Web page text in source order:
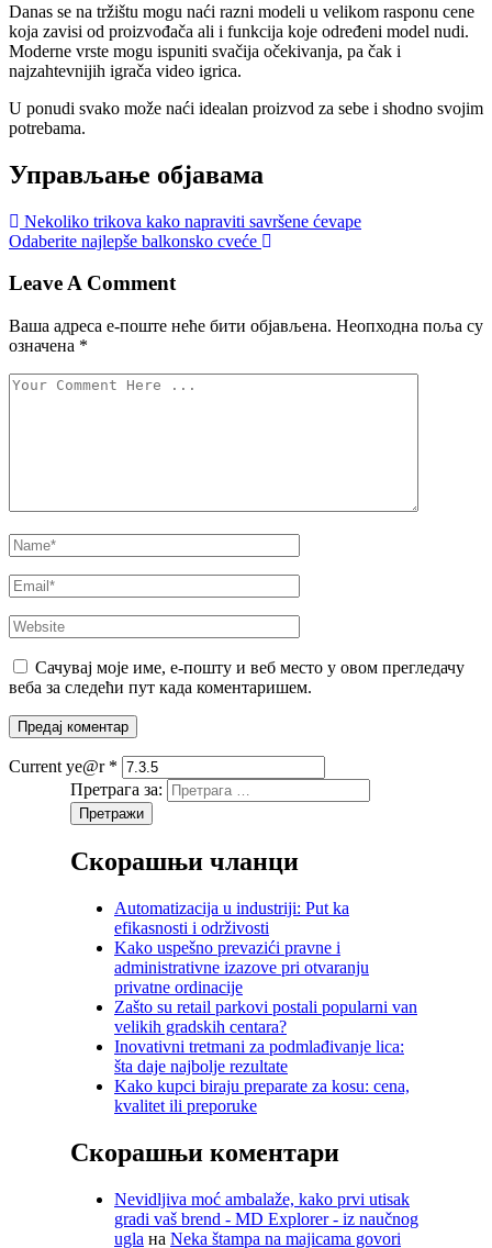
Danas se na tržištu mogu naći razni modeli u velikom rasponu cene
koja zavisi od proizvođača ali i funkcija koje određeni model nudi.
Moderne vrste mogu ispuniti svačija očekivanja, pa čak i
najzahtevnijih igrača video igrica.
U ponudi svako može naći idealan proizvod za sebe i shodno svojim
potrebama.
Управљање објавама
Nekoliko trikova kako napraviti savršene ćevape
Odaberite najlepše balkonsko cveće
Leave A Comment
Ваша адреса е-поште неће бити објављена. Неопходна поља су
означена *
Сачувај моје име, е-пошту и веб место у овом прегледачу
веба за следећи пут када коментаришем.
Current ye@r *
Претрага за:
Скорашњи чланци
Automatizacija u industriji: Put ka
efikasnosti i održivosti
Kako uspešno prevazići pravne i
administrativne izazove pri otvaranju
privatne ordinacije
Zašto su retail parkovi postali popularni van
velikih gradskih centara?
Inovativni tretmani za podmlađivanje lica:
šta daje najbolje rezultate
Kako kupci biraju preparate za kosu: cena,
kvalitet ili preporuke
Скорашњи коментари
Nevidljiva moć ambalaže, kako prvi utisak
gradi vaš brend - MD Explorer - iz naučnog
ugla на Neka štampa na majicama govori